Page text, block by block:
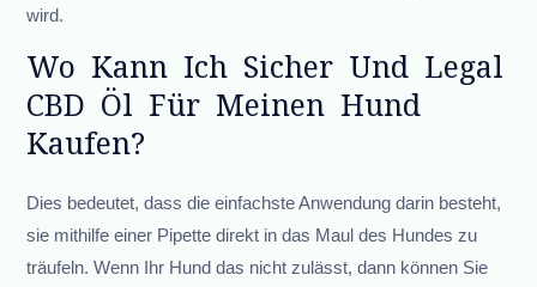
wird.
Wo Kann Ich Sicher Und Legal
CBD Öl Für Meinen Hund
Kaufen?
Dies bedeutet, dass die einfachste Anwendung darin besteht,
sie mithilfe einer Pipette direkt in das Maul des Hundes zu
träufeln. Wenn Ihr Hund das nicht zulässt, dann können Sie